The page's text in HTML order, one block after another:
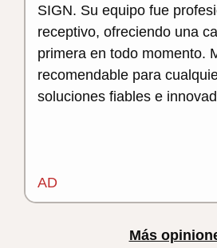
SIGN. Su equipo fue
receptivo, ofreciendo una
primera en todo momento.
recomendable para
soluciones fiables e
AD
Más